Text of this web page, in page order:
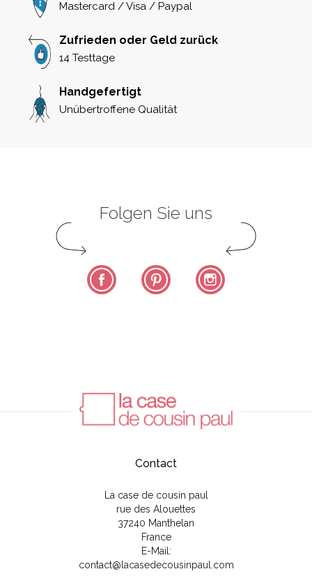
Mastercard / Visa / Paypal
Zufrieden oder Geld zurück
14 Testtage
Handgefertigt
Unübertroffene Qualität
Folgen Sie uns
Facebook Pinterest
Contact
La case de cousin paul
rue des Alouettes
37240 Manthelan
France
E-Mail:
contact@lacasedecousinpaul.com